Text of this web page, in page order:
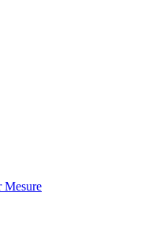
Mesure